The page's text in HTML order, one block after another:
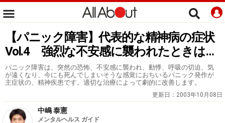
【パニック障害】代表的な精神病の症状
Vol.4 強烈な不安感に襲われたときは…
パニック障害は、突然の恐怖、不安感に襲われ、動悸、呼吸の切迫、気
が遠くなり、今にも死んでしまいそうな感覚におちいるパニック発作が
主症状の、精神疾患です。適切な治療によって劇的に改善します。
更新日： 2003年10月08日
中嶋 泰憲
メンタルヘルス ガイド